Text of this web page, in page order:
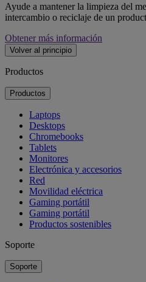
Ayude a mantener la limpieza del
intercambio o reciclaje de un
Obtener más información
Volver al principio
Productos
Productos
Laptops
Desktops
Chromebooks
Tablets
Monitores
Electrónica y accesorios
Red
Movilidad eléctrica
Gaming portátil
Gaming portátil
Productos sostenibles
Soporte
Soporte